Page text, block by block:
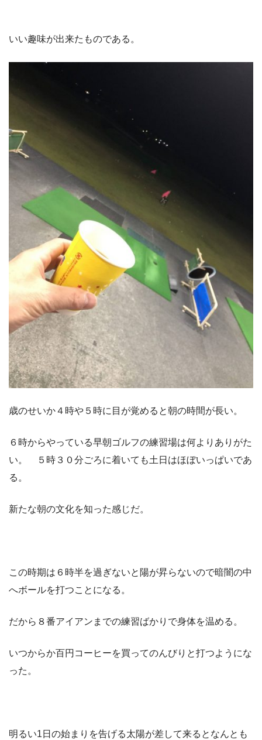
いい趣味が出来たものである。
歳のせいか４時や５時に目が覚めると朝の時間が長い。
６時からやっている早朝ゴルフの練習場は何よりありがた
い。 ５時３０分ごろに着いても土日はほぼいっぱいであ
る。
新たな朝の文化を知った感じだ。
この時期は６時半を過ぎないと陽が昇らないので暗闇の中
へボールを打つことになる。
だから８番アイアンまでの練習ばかりで身体を温める。
いつからか百円コーヒーを買ってのんびりと打つようにな
った。
明るい1日の始まりを告げる太陽が差して来るとなんとも